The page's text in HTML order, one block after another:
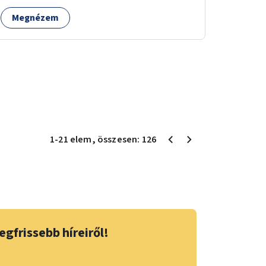
Megnézem
1-21 elem, összesen: 126
híreiről!